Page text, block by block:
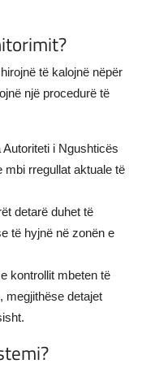
të kalojnë nëpër
një procedurë të
Autoriteti i Ngushticës
mbi rregullat aktuale të
detarë duhet të
të hyjnë në zonën e
kontrollit mbeten të
megjithëse detajet